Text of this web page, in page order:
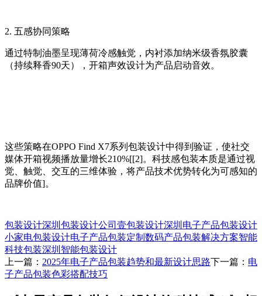
2. 五感协同策略
通过特制油墨呈现薄荷冷感触觉，内衬添加纳米级香氛胶囊
（持续释香90天），开箱声效设计为产品启动音效。
这些策略在OPPO Find X7系列包装设计中得到验证，使社交
媒体开箱视频播放量增长210%[[2]。科技感包装本质是通过视
觉、触觉、交互的三维体验，将产品技术优势转化为可感知的
品牌价值]。
包装设计深圳包装设计公司 壹包装设计深圳电子产品包装设计
小家电包装设计电子产品包装定制 数码产品包装解决方案智能
科技包装深圳智能包装设计
上一篇： 2025年电子产品包装趋势和最新设计思路下一篇： 电
子产品包装色彩搭配技巧